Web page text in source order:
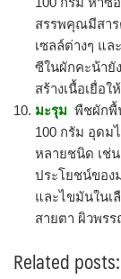
สรรพคุณมีสาร
เซลล์ต่างๆ แ
ซีในผักคะน้ายั
สร้างเนื้อเยื่อ
มะรุม พืชผักพื้
100 กรัม อุดม
หลายชนิด เช่
ประโยชน์ของ
และไขมันในเ
สายตา ผิวพร
Related posts: